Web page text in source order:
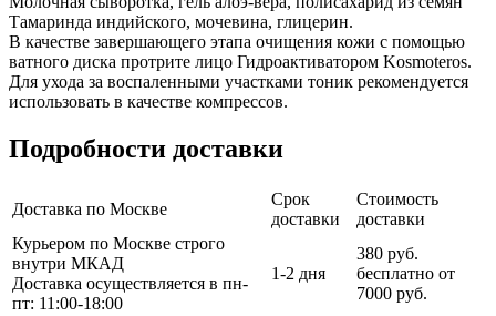
Тамаринда индийского, мочевина, глицерин.
В качестве завершающего этапа очищения кожи с помощью
ватного диска протрите лицо Гидроактиватором Kosmoteros.
Для ухода за воспаленными участками тоник рекомендуется
использовать в качестве компрессов.
Подробности доставки
Доставка по Москве
Срок
доставки
Стоимость
доставки
Курьером по Москве строго
внутри МКАД
Доставка осуществляется в пн-
пт: 11:00-18:00
1-2 дня
380 руб.
бесплатно от
7000 руб.